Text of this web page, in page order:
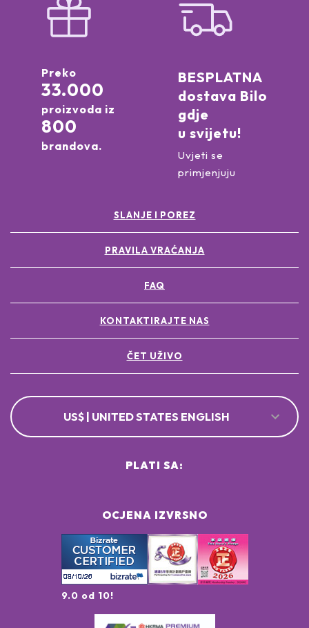
Preko
33.000
proizvoda iz
800
brandova.
BESPLATNA
dostava Bilo
gdje
u svijetu!
Uvjeti se
primjenjuju
SLANJE I POREZ
PRAVILA VRAĆANJA
FAQ
KONTAKTIRAJTE NAS
ČET UŽIVO
US$ | UNITED STATES ENGLISH
OCJENA IZVRSNO
9.0 od 10!
PLATI SA: